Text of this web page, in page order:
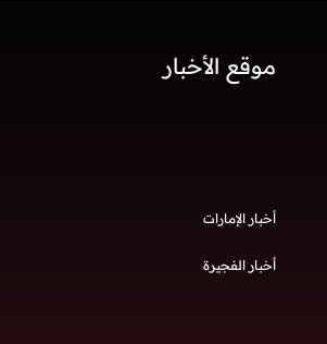
موقع الأخبار
أخبار الإمارات
أخبار الفجيرة